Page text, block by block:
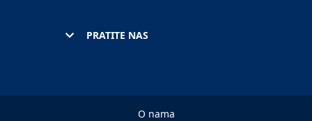
PRATITE NAS
O nama